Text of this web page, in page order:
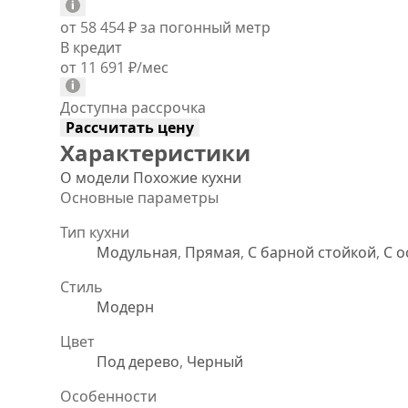
от 58 454₽за погонный метр
В кредит
от 11 691 ₽/мес
Доступна рассрочка
Рассчитать цену
Характеристики
О модели Похожие кухни
Основные параметры
Тип кухни
Модульная, Прямая, С барной стойкой, С
Стиль
Модерн
Цвет
Под дерево, Черный
Особенности